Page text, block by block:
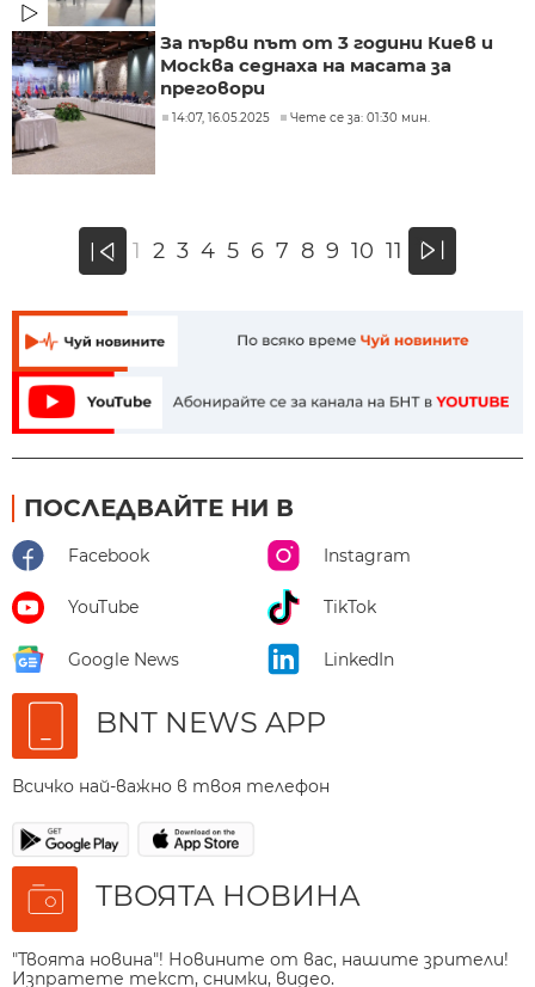
За първи път от 3 години Киев и
Москва седнаха на масата за
преговори
14:07, 16.05.2025 Чете се за: 01:30 мин.
« 1 2 3 4 5 6 7 8 9 10 11 »
ПОСЛЕДВАЙТЕ НИ В
Facebook Instagram
YouTube TikTok
Google News LinkedIn
BNT NEWS APP
Всичко най-важно в твоя телефон
ТВОЯТА НОВИНА
"Твоята новина"! Новините от вас, нашите зрители!
Изпратете текст, снимки, видео.